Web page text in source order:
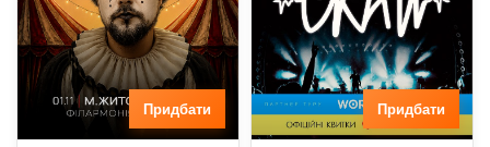
Придбати Придбати